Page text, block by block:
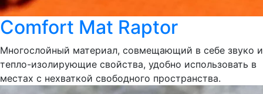
Comfort Mat Raptor
Многослойный материал, совмещающий в себе звуко и
тепло-изолирующие свойства, удобно использовать в
местах с нехваткой свободного пространства.